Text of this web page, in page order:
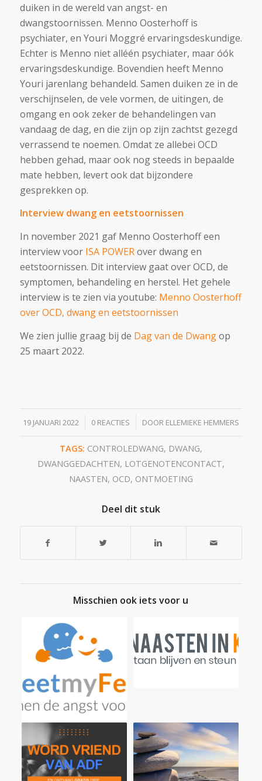
duiken in de wereld van angst- en
dwangstoornissen. Menno Oosterhoff is
psychiater, en Youri Moggré ervaringsdeskundige.
Echter is Menno niet alléén psychiater, maar óók
ervaringsdeskundige. Bovendien heeft Menno
Youri jarenlang behandeld. Samen duiken ze in de
verschijnselen, de vele vormen, de uitingen, de
omgang en ook zeker de behandelingen van
vandaag de dag, en die zijn op zijn zachtst gezegd
verrassend te noemen. Omdat ze allebei OCD
hebben gehad, maar ook nog steeds in bepaalde
mate hebben, levert ook dat bijzondere
gesprekken op.
Interview dwang en eetstoornissen
In november 2021 gaf Menno Oosterhoff een
interview voor ISA POWERover dwang en
eetstoornissen. Dit interview gaat over OCD, de
symptomen, behandeling en herstel. Het gehele
interview is te zien via youtube: Menno Oosterhoff
over OCD, dwang en eetstoornissen
We zien jullie graag bij de Dag van de Dwangop
25 maart 2022.
19 JANUARI 2022
/ 0 REACTIES
/ DOOR ELLEMIEKE HEMMERS
TAGS: CONTROLEDWANG, DWANG,
DWANGGEDACHTEN, LOTGENOTENCONTACT,
NAASTEN, OCD, ONTMOETING
Deel dit stuk
Misschien ook iets voor u